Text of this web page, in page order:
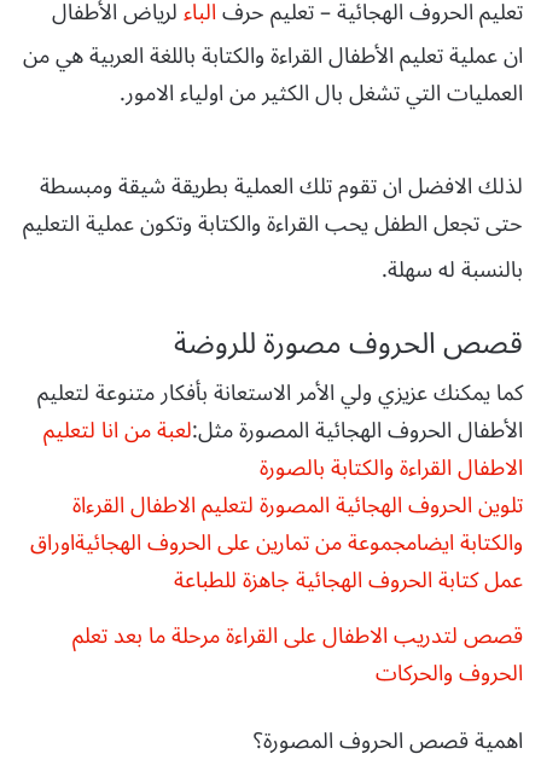
تعليم الحروف الهجائية – تعليم حرفالباءلرياض الأطفال
ان عملية تعليم الأطفال القراءة والكتابة باللغة العربية هي من
العمليات التي تشغل بال الكثير من اولياء الامور.
لذلك الافضل ان تقوم تلك العملية بطريقة شيقة ومبسطة
حتى تجعل الطفل يحب القراءة والكتابة وتكون عملية التعليم
بالنسبة له سهلة.
قصص الحروف مصورة للروضة
كما يمكنك عزيزي ولي الأمر الاستعانة بأفكار متنوعة لتعليم
الأطفال الحروف الهجائية المصورة مثل:لعبة من انا لتعليم
الاطفال القراءة والكتابة بالصورة
تلوين الحروف الهجائية المصورة لتعليم الاطفال القرءاة
والكتابة ايضامجموعة من تمارين على الحروف الهجائيةاوراق
عمل كتابة الحروف الهجائية جاهزة للطباعة
قصص لتدريب الاطفال على القراءة مرحلة ما بعد تعلم
الحروف والحركات
اهمية قصص الحروف المصورة؟